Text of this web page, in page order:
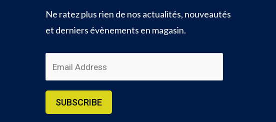
Ne ratez plus rien de nos actualités, nouveautés
et derniers évènements en magasin.
l
SUBSCRIBE